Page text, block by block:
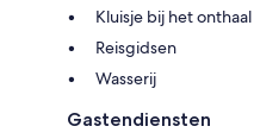
Kluisje bij het onthaal
Reisgidsen
Wasserij
Gastendiensten